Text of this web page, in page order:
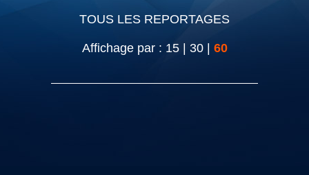
TOUS LES REPORTAGES
Affichage par : 15| 30| 60